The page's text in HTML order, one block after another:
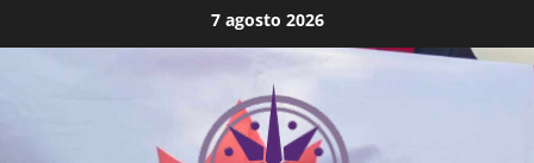
al
7 agosto 2026